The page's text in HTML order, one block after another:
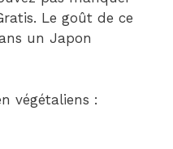
Le goût de ce
un Japon
végétaliens :